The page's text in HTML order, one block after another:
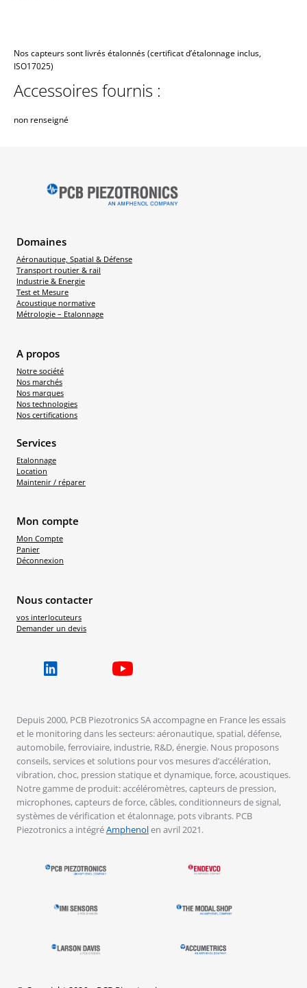
Nos capteurs sont livrés étalonnés (certificat d’étalonnage inclus,
ISO17025)
Accessoires fournis :
non renseigné
Domaines
Aéronautique, Spatial & Défense
Transport routier & rail
Industrie & Energie
Test et Mesure
Acoustique normative
Métrologie – Etalonnage
A propos
Notre société
Nos marchés
Nos marques
Nos technologies
Nos certifications
Services
Etalonnage
Location
Maintenir / réparer
Mon compte
Mon Compte
Panier
Déconnexion
Nous contacter
vos interlocuteurs
Demander un devis
Depuis 2000, PCB Piezotronics SA accompagne en France les essais
et le monitoring dans les secteurs: aéronautique, spatial, défense,
automobile, ferroviaire, industrie, R&D, énergie. Nous proposons
conseils, services et solutions pour vos mesures d’accélération,
vibration, choc, pression statique et dynamique, force, acoustiques.
Notre gamme de produit: accéléromètres, capteurs de pression,
microphones, capteurs de force, câbles, conditionneurs de signal,
systèmes de vérification et étalonnage, pots vibrants. PCB
Piezotronics a intégréAmphenolen avril 2021.